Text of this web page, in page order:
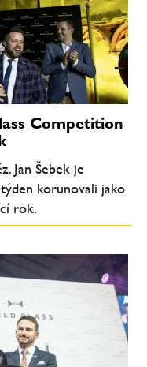
Competition
Jan Šebek je
korunovali jako
rok.